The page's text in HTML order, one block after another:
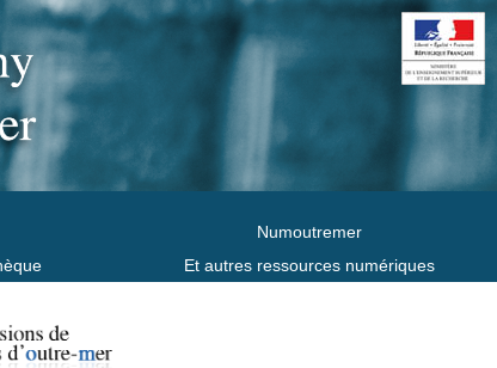
Numoutremer
Et autres ressources numériques